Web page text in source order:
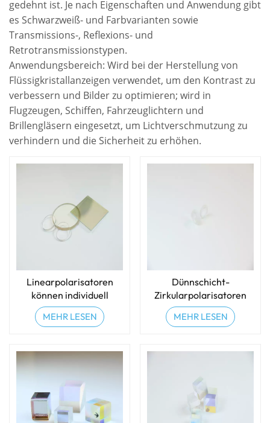
gedehnt ist. Je nach Eigenschaften und Anwendung gibt
es Schwarzweiß- und Farbvarianten sowie
Transmissions-, Reflexions- und
Retrotransmissionstypen.
Anwendungsbereich: Wird bei der Herstellung von
Flüssigkristallanzeigen verwendet, um den Kontrast zu
verbessern und Bilder zu optimieren; wird in
Flugzeugen, Schiffen, Fahrzeuglichtern und
Brillengläsern eingesetzt, um Lichtverschmutzung zu
verhindern und die Sicherheit zu erhöhen.
Linearpolarisatoren
können individuell
angepasst werden
MEHR LESEN
Dünnschicht-
Zirkularpolarisatoren
MEHR LESEN